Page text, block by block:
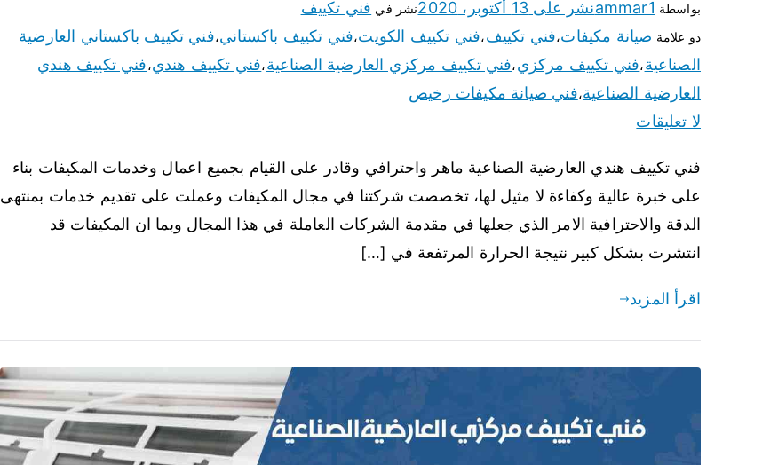
بواسطة ammar1نشر على 13 أكتوبر، 2020 نشر في فني تكييف
ذو علامة صيانة مكيفات،فني تكييف،فني تكييف الكويت،فني تكييف باكستاني،فني تكييف باكستاني العارضية
الصناعية،فني تكييف مركزي،فني تكييف مركزي العارضية الصناعية،فني تكييف هندي،فني تكييف هندي
العارضية الصناعية،فني صيانة مكيفات رخيص
لا تعليقات
فني تكييف هندي العارضية الصناعية ماهر واحترافي وقادر على القيام بجميع اعمال وخدمات المكيفات بناء
على خبرة عالية وكفاءة لا مثيل لها، تخصصت شركتنا في مجال المكيفات وعملت على تقديم خدمات بمنتهى
الدقة والاحترافية الامر الذي جعلها في مقدمة الشركات العاملة في هذا المجال وبما ان المكيفات قد
انتشرت بشكل كبير نتيجة الحرارة المرتفعة في […]
اقرأ المزيد